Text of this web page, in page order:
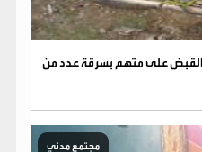
القبض على متهم بسرقة عدد من
مجتمع مدني